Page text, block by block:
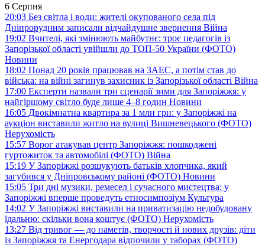
6 Серпня
20:03 Без світла і води: жителі окупованого села під
Дніпрорудним записали відчайдушне звернення Війна
19:02 Вчителі, які змінюють майбутнє: троє педагогів із
Запорізької області увійшли до ТОП-50 України (ФОТО)
Новини
18:02 Понад 20 років працював на ЗАЕС, а потім став до
війська: на війні загинув захисник із Запорізької області Війна
17:00 Експерти назвали три сценарії зими для Запоріжжя: у
найгіршому світло буде лише 4–8 годин Новини
16:05 Двокімнатна квартира за 1 млн грн: у Запоріжжі на
аукціон виставили житло на вулиці Вишневецького (ФОТО)
Нерухомість
15:57 Ворог атакував центр Запоріжжя: пошкоджені
гуртожиток та автомобілі (ФОТО) Війна
15:19 У Запоріжжі розшукують батьків хлопчика, який
загубився у Дніпровському районі (ФОТО) Новини
15:05 Три дні музики, ремесел і сучасного мистецтва: у
Запоріжжі вперше проведуть етносимпозіум Культура
14:02 У Запоріжжі виставили на приватизацію недобудовану
їдальню: скільки вона коштує (ФОТО) Нерухомість
13:27 Від тривог — до наметів, творчості й нових друзів: діти
із Запоріжжя та Енергодара відпочили у таборах (ФОТО)